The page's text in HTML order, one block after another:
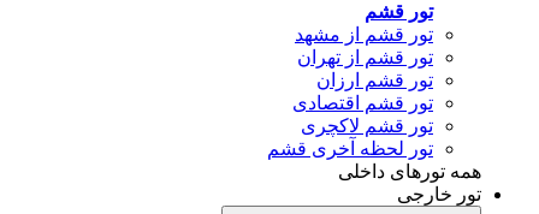
تور قشم
تور قشم از مشهد
تور قشم از تهران
تور قشم ارزان
تور قشم اقتصادی
تور قشم لاکچری
تور لحظه آخری قشم
همه تورهای داخلی
تور خارجی